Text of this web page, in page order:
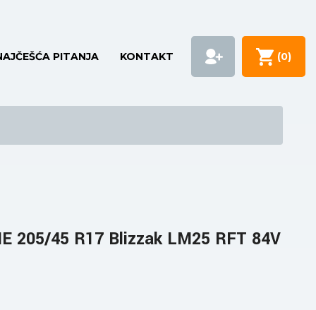
PITANJA KONTAKT (0)
205/45 R17 Blizzak LM25 RFT 84V